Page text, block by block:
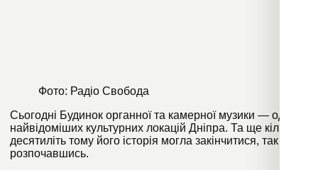
Фото: Радіо Свобода
Сьогодні Будинок органної та камерної музики — одна з
найвідоміших культурних локацій Дніпра. Та ще кілька
десятиліть тому його історія могла закінчитися, так і не
розпочавшись.